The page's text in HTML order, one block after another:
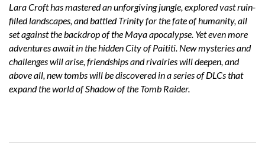
Lara Croft has mastered an unforgiving jungle, explored vast ruin-
filled landscapes, and battled Trinity for the fate of humanity, all
set against the backdrop of the Maya apocalypse. Yet even more
adventures await in the hidden City of Paititi. New mysteries and
challenges will arise, friendships and rivalries will deepen, and
above all, new tombs will be discovered in a series of DLCs that
expand the world of Shadow of the Tomb Raider.